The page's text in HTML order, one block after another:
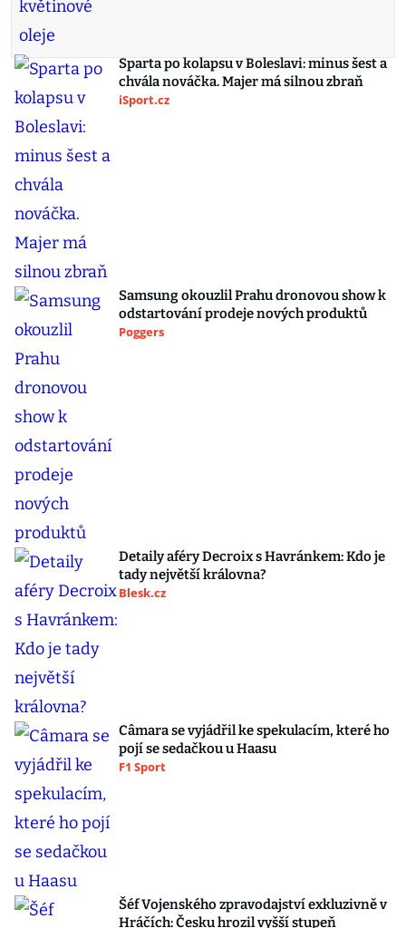
Sparta po kolapsu v Boleslavi: minus šest a
chvála nováčka. Majer má silnou zbraň
iSport.cz
Samsung okouzlil Prahu dronovou show k
odstartování prodeje nových produktů
Poggers
Detaily aféry Decroix s Havránkem: Kdo je
tady největší královna?
Blesk.cz
Câmara se vyjádřil ke spekulacím, které ho
pojí se sedačkou u Haasu
F1 Sport
Šéf Vojenského zpravodajství exkluzivně v
Hráčích: Česku hrozil vyšší stupeň